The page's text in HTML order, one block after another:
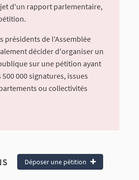
d'un rapport parlementaire,
présidents de l'Assemblée
décider d'organiser un
sur une pétition ayant
000 signatures, issues
ou collectivités
Déposer une pétition